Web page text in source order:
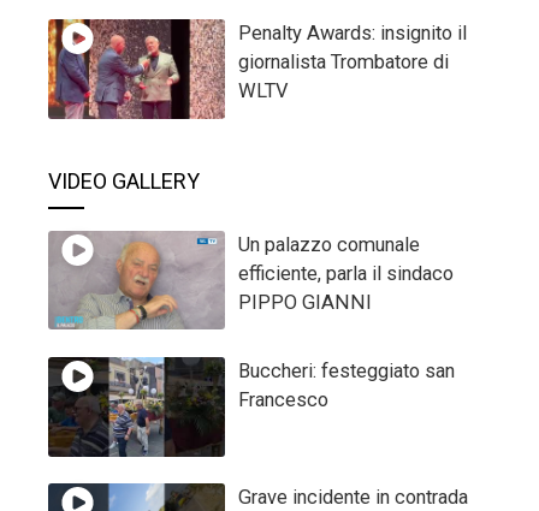
Penalty Awards: insignito il
giornalista Trombatore di
WLTV
VIDEO GALLERY
Un palazzo comunale
efficiente, parla il sindaco
PIPPO GIANNI
Buccheri: festeggiato san
Francesco
Grave incidente in contrada